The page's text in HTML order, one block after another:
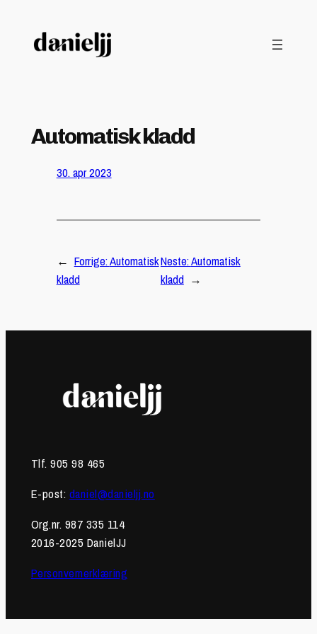
innhold
Automatisk kladd
30. apr 2023
← Forrige:Automatisk
kladd
Neste:Automatisk
kladd →
Tlf. 905 98 465
E-post: daniel@danieljj.no
Org.nr. 987 335 114
2016-2025 DanielJJ
Personvernerklæring